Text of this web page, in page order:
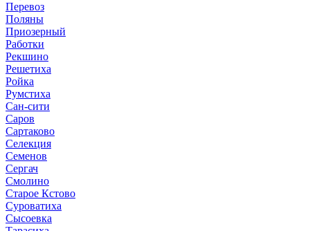
Перевоз
Поляны
Приозерный
Работки
Рекшино
Решетиха
Ройка
Румстиха
Сан-сити
Саров
Сартаково
Селекция
Семенов
Сергач
Смолино
Старое Кстово
Суроватиха
Сысоевка